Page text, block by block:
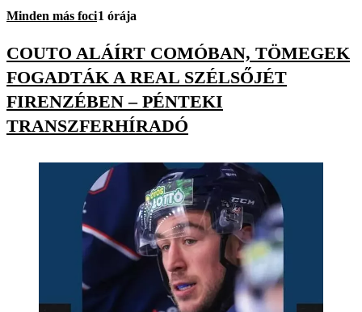
Minden más foci1 órája
COUTO ALÁÍRT COMÓBAN, TÖMEGEK
FOGADTÁK A REAL SZÉLSŐJÉT
FIRENZÉBEN – PÉNTEKI
TRANSZFERHÍRADÓ